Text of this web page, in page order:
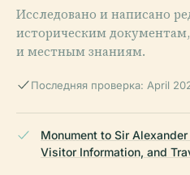
Исследовано и написано
историческим
и местным знаниям.
Последняя проверка: April
Monument to Sir
Visitor Information, and